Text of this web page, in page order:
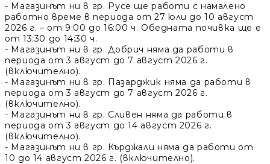
Плевен бул. Русе 2
Кърджали ул. Сан Стефано 13
Благоевградул. Рилски езера 4
Шумен
Пазарджик ул. Тодор Мумджиев 3
Сливен
Добрич ул. Отец Паисий 5
Плевен 064 678855
Кърджали 0876 353153
Благоевград0876 060058
Пазарджик 0877 074226
Добрич 0876 514422
Кислородна Терапия
Помощни Средства За Възрастни
Помощни Средства За Деца С
Увреждания
Болнични Легла И Дюшеци
Осигуряване На Достъпна Среда
- Магазинът ни в гр. Русеще работи с намалено
работно време в периода от 27 юли до 10 август
2026 г. – от 9:00 до 16:00 ч. Обедната почивка ще е
от 13:30 до 14:30 ч.
- Магазинът ни в гр. Добрич няма да работи в
периода от 3 август до 7 август 2026 г.
(включително).
- Магазинът ни в гр. Пазарджик няма да работи в
периода от 3 август до 7 август 2026 г.
(включително).
- Магазинът ни в гр. Сливен няма да работи в
периода от 3 август до 14 август 2026 г.
(включително).
- Магазинът ни в гр. Кърджали няма да работи от
10 до 14 август 2026 г. (включително).